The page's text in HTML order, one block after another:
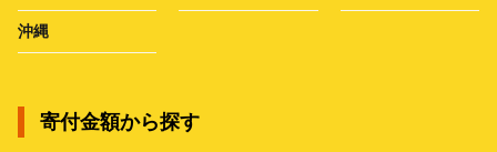
沖縄
寄付金額から探す